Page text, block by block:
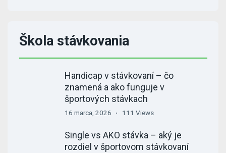
Škola stávkovania
Handicap v stávkovaní – čo
znamená a ako funguje v
športových stávkach
16 marca, 2026 111 Views
Single vs AKO stávka – aký je
rozdiel v športovom stávkovaní